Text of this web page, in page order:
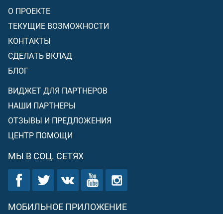
О ПРОЕКТЕ
ТЕКУЩИЕ ВОЗМОЖНОСТИ
КОНТАКТЫ
СДЕЛАТЬ ВКЛАД
БЛОГ
ВИДЖЕТ ДЛЯ ПАРТНЕРОВ
НАШИ ПАРТНЕРЫ
ОТЗЫВЫ И ПРЕДЛОЖЕНИЯ
ЦЕНТР ПОМОЩИ
МЫ В СОЦ. СЕТЯХ
МОБИЛЬНОЕ ПРИЛОЖЕНИЕ